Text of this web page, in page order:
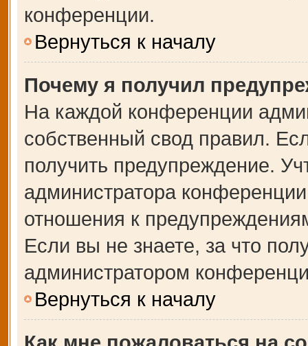
конференции.
Вернуться к началу
Почему я получил
На каждой конференции
собственный свод правил.
получить предупреждение.
администратора
отношения к
Если вы не знаете, за что
администратором
Вернуться к началу